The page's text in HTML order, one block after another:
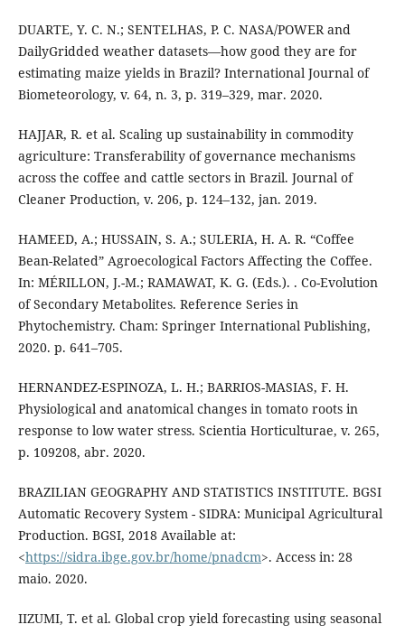
DUARTE, Y. C. N.; SENTELHAS, P. C. NASA/POWER and
DailyGridded weather datasets—how good they are for
estimating maize yields in Brazil? International Journal of
Biometeorology, v. 64, n. 3, p. 319–329, mar. 2020.
HAJJAR, R. et al. Scaling up sustainability in commodity
agriculture: Transferability of governance mechanisms
across the coffee and cattle sectors in Brazil. Journal of
Cleaner Production, v. 206, p. 124–132, jan. 2019.
HAMEED, A.; HUSSAIN, S. A.; SULERIA, H. A. R. “Coffee
Bean-Related” Agroecological Factors Affecting the Coffee.
In: MÉRILLON, J.-M.; RAMAWAT, K. G. (Eds.). . Co-Evolution
of Secondary Metabolites. Reference Series in
Phytochemistry. Cham: Springer International Publishing,
2020. p. 641–705.
HERNANDEZ-ESPINOZA, L. H.; BARRIOS-MASIAS, F. H.
Physiological and anatomical changes in tomato roots in
response to low water stress. Scientia Horticulturae, v. 265,
p. 109208, abr. 2020.
BRAZILIAN GEOGRAPHY AND STATISTICS INSTITUTE. BGSI
Automatic Recovery System - SIDRA: Municipal Agricultural
Production. BGSI, 2018 Available at:
<https://sidra.ibge.gov.br/home/pnadcm>. Access in: 28
maio. 2020.
IIZUMI, T. et al. Global crop yield forecasting using seasonal